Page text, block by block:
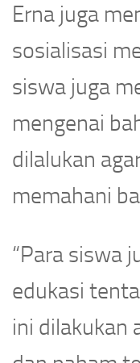
Erna juga
sosialisasi
siswa juga
mengenai
dilalukan
memahani
“Para siswa
edukasi
ini dilakukan